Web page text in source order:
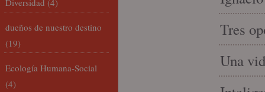
Tres
Una
Diversidad (4)
dueños de nuestro destino
(19)
Ecología Humana-Social
(4)